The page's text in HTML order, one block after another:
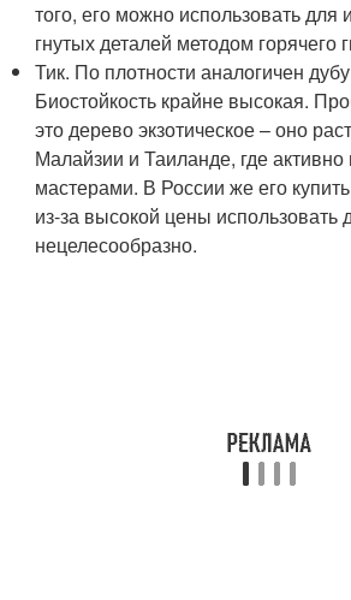
того, его можно использовать для
гнутых деталей методом горячего
Тик. По плотности аналогичен
Биостойкость крайне высокая.
это дерево экзотическое – оно
Малайзии и Таиланде, где активно
мастерами. В России же его
из-за высокой цены использовать
нецелесообразно.